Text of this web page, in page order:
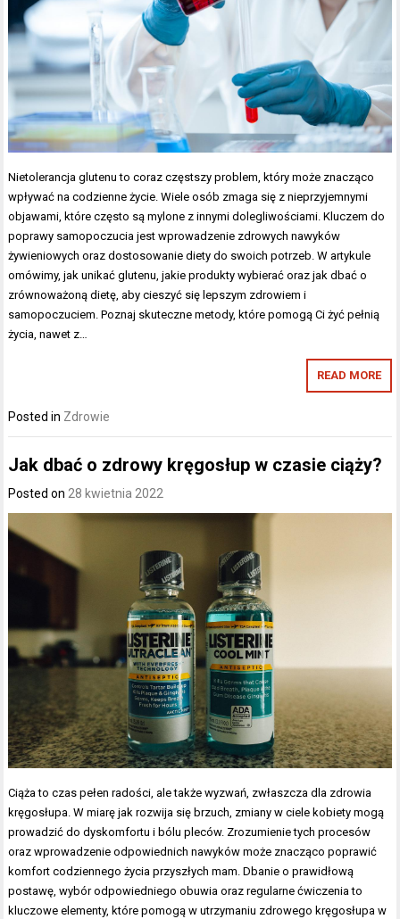
Nietolerancja glutenu to coraz częstszy problem, który może znacząco
wpływać na codzienne życie. Wiele osób zmaga się z nieprzyjemnymi
objawami, które często są mylone z innymi dolegliwościami. Kluczem do
poprawy samopoczucia jest wprowadzenie zdrowych nawyków
żywieniowych oraz dostosowanie diety do swoich potrzeb. W artykule
omówimy, jak unikać glutenu, jakie produkty wybierać oraz jak dbać o
zrównoważoną dietę, aby cieszyć się lepszym zdrowiem i
samopoczuciem. Poznaj skuteczne metody, które pomogą Ci żyć pełnią
życia, nawet z…
READ MORE
Posted in Zdrowie
Jak dbać o zdrowy kręgosłup w czasie ciąży?
Posted on 28 kwietnia 2022
Ciąża to czas pełen radości, ale także wyzwań, zwłaszcza dla zdrowia
kręgosłupa. W miarę jak rozwija się brzuch, zmiany w ciele kobiety mogą
prowadzić do dyskomfortu i bólu pleców. Zrozumienie tych procesów
oraz wprowadzenie odpowiednich nawyków może znacząco poprawić
komfort codziennego życia przyszłych mam. Dbanie o prawidłową
postawę, wybór odpowiedniego obuwia oraz regularne ćwiczenia to
kluczowe elementy, które pomogą w utrzymaniu zdrowego kręgosłupa w